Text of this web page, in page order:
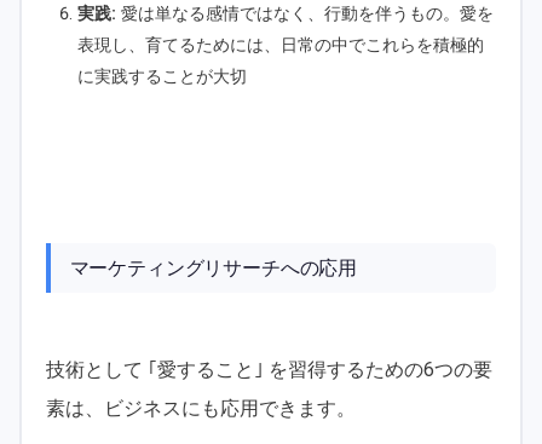
実践: 愛は単なる感情ではなく、行動を伴うもの。愛を
表現し、育てるためには、日常の中でこれらを積極的
に実践することが大切
マーケティングリサーチへの応用
技術として ｢愛すること｣ を習得するための6つの要
素は、ビジネスにも応用できます。